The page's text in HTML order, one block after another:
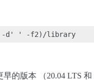
的版本 （20.04 LTS